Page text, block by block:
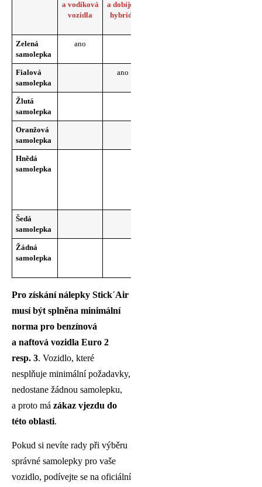
a vodíková
vozidla
a dobíjecí
hybridy
Zelená
samolepka
ano
Fialová
samolepka
ano
Žlutá
samolepka
Oranžová
samolepka
Hnědá
samolepka
Šedá
samolepka
Žádná
samolepka
Pro získání nálepky Stick´Air
musí být splněna minimální
norma pro benzínová
a naftová vozidla Euro 2
resp. 3. Vozidlo, které
nesplňuje minimální požadavky,
nedostane žádnou samolepku,
a proto má zákaz vjezdu do
této oblasti.
Pokud si nevíte rady při výběru
správné samolepky pro vaše
vozidlo, podívejte se na oficiální